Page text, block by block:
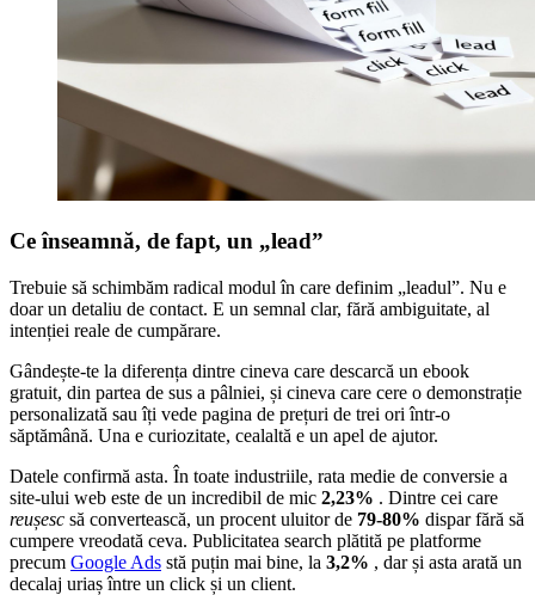
Ce înseamnă, de fapt, un „lead”
Trebuie să schimbăm radical modul în care definim „leadul”. Nu e
doar un detaliu de contact. E un semnal clar, fără ambiguitate, al
intenției reale de cumpărare.
Gândește-te la diferența dintre cineva care descarcă un ebook
gratuit, din partea de sus a pâlniei, și cineva care cere o demonstrație
personalizată sau îți vede pagina de prețuri de trei ori într-o
săptămână. Una e curiozitate, cealaltă e un apel de ajutor.
Datele confirmă asta. În toate industriile, rata medie de conversie a
site-ului web este de un incredibil de mic 2,23% . Dintre cei care
reușesc să convertească, un procent uluitor de 79-80% dispar fără să
cumpere vreodată ceva. Publicitatea search plătită pe platforme
precum Google Ads stă puțin mai bine, la 3,2% , dar și asta arată un
decalaj uriaș între un click și un client.